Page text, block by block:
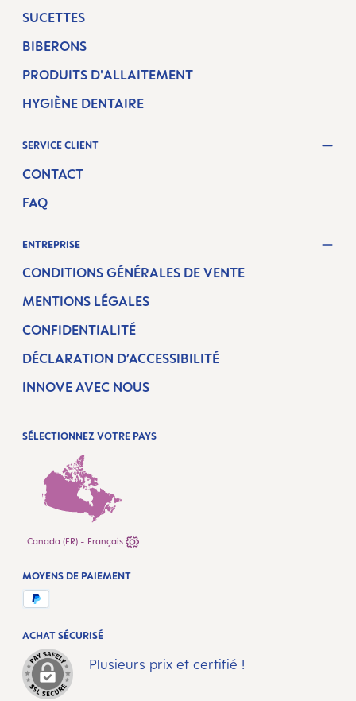
SUCETTES
BIBERONS
PRODUITS D'ALLAITEMENT
HYGIÈNE DENTAIRE
SERVICE CLIENT
CONTACT
FAQ
ENTREPRISE
CONDITIONS GÉNÉRALES DE VENTE
MENTIONS LÉGALES
CONFIDENTIALITÉ
DÉCLARATION D’ACCESSIBILITÉ
INNOVE AVEC NOUS
SÉLECTIONNEZ VOTRE PAYS
Canada (FR) - Français
ACHAT SÉCURISÉ
Plusieurs prix et certifié !
MOYENS DE PAIEMENT